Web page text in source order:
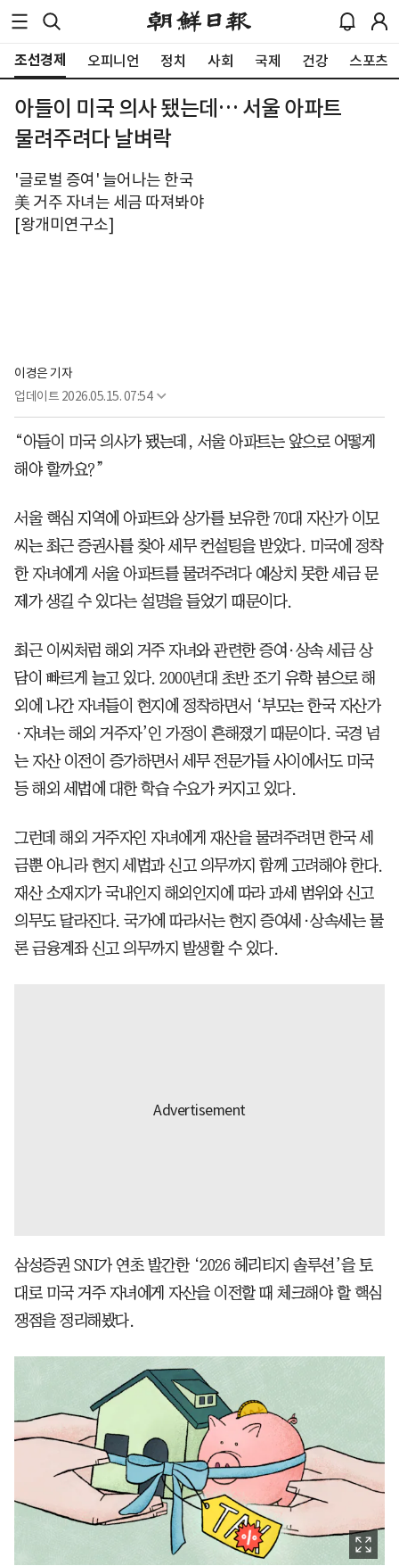
조선경제 오피니언 정치 사회 국제 건강 스포츠
아들이 미국 의사 됐는데… 서울 아파트
물려주려다 날벼락
'글로벌 증여' 늘어나는 한국
美 거주 자녀는 세금 따져봐야
[왕개미연구소]
이경은 기자
업데이트 2026.05.15. 07:54
“아들이 미국 의사가 됐는데, 서울 아파트는 앞으로 어떻게
해야 할까요?”
서울 핵심 지역에 아파트와 상가를 보유한 70대 자산가 이모
씨는 최근 증권사를 찾아 세무 컨설팅을 받았다. 미국에 정착
한 자녀에게 서울 아파트를 물려주려다 예상치 못한 세금 문
제가 생길 수 있다는 설명을 들었기 때문이다.
최근 이씨처럼 해외 거주 자녀와 관련한 증여·상속 세금 상
담이 빠르게 늘고 있다. 2000년대 초반 조기 유학 붐으로 해
외에 나간 자녀들이 현지에 정착하면서 ‘부모는 한국 자산가
·자녀는 해외 거주자’인 가정이 흔해졌기 때문이다. 국경 넘
는 자산 이전이 증가하면서 세무 전문가들 사이에서도 미국
등 해외 세법에 대한 학습 수요가 커지고 있다.
그런데 해외 거주자인 자녀에게 재산을 물려주려면 한국 세
금뿐 아니라 현지 세법과 신고 의무까지 함께 고려해야 한다.
재산 소재지가 국내인지 해외인지에 따라 과세 범위와 신고
의무도 달라진다. 국가에 따라서는 현지 증여세·상속세는 물
론 금융계좌 신고 의무까지 발생할 수 있다.
삼성증권 SNI가 연초 발간한 ‘2026 헤리티지 솔루션’을 토
대로 미국 거주 자녀에게 자산을 이전할 때 체크해야 할 핵심
쟁점을 정리해봤다.